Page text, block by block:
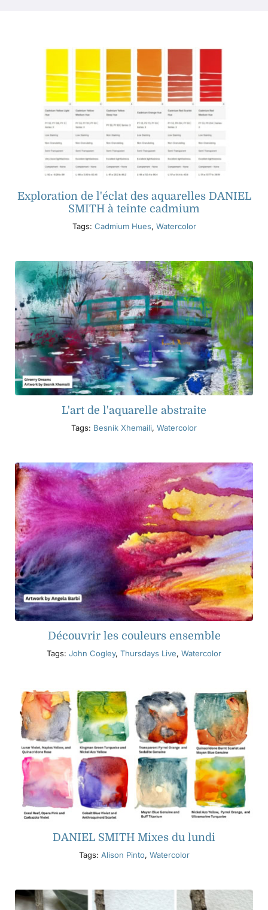
Événements
Ressources
Trouver un détaillant
Contactez-nous
S'abonner
Exploration de l'éclat des aquarelles DANIEL
SMITH à teinte cadmium
Tags: Cadmium Hues, Watercolor
L'art de l'aquarelle abstraite
Tags: Besnik Xhemaili, Watercolor
Découvrir les couleurs ensemble
Tags: John Cogley, Thursdays Live, Watercolor
DANIEL SMITH Mixes du lundi
Tags: Alison Pinto, Watercolor